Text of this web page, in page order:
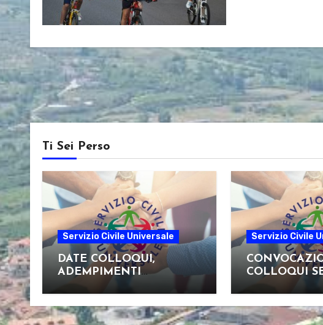
Ti Sei Perso
Servizio Civile Universale
DATE COLLOQUI,
ADEMPIMENTI
CANDIDATI E
MATERIALE UTILE
Servizio Civile
COLLOQUI